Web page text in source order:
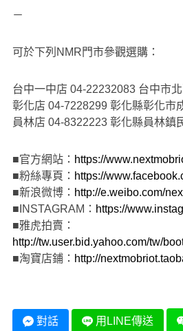
－
可於下列NMR門市參觀選購：
台中一中店 04-22232083 台中市
彰化店 04-7228299 彰化縣彰化市
員林店 04-8322223 彰化縣員林鎮
■官方網站： https://
■粉絲專頁： https://
■新浪微博： http://e.weibo.com/
■INSTAGRAM： https://
■雅虎拍賣：
http://tw.user.bid.yahoo.com/tw/
■淘寶店鋪： http://
對話 用LINE傳送